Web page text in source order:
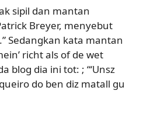
sipil dan mantan
Breyer, menyebut
Sedangkan kata mantan
richt als of de wet
blog dia ini tot: ; “‘Unsz
do ben diz matall gu